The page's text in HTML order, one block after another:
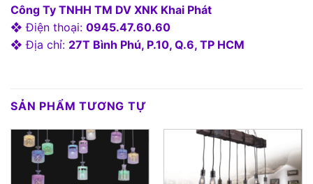
Công Ty TNHH TM DV XNK Khai Phát
❖ Điện thoại: 0945.47.60.60
❖ Địa chỉ: 27T Bình Phú, P.10, Q.6, TP HCM
SẢN PHẨM TƯƠNG TỰ